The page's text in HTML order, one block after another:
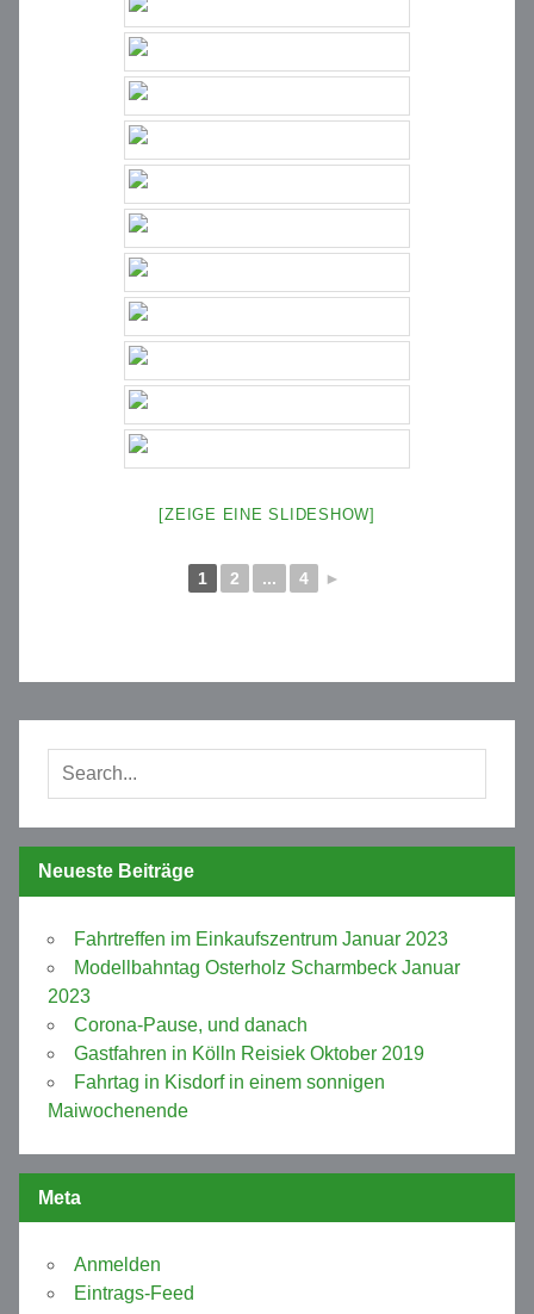
[ZEIGE EINE SLIDESHOW]
1 2 ... 4 ►
Neueste Beiträge
Fahrtreffen im Einkaufszentrum Januar 2023
Modellbahntag Osterholz Scharmbeck Januar
2023
Corona-Pause, und danach
Gastfahren in Kölln Reisiek Oktober 2019
Fahrtag in Kisdorf in einem sonnigen
Maiwochenende
Meta
Anmelden
Eintrags-Feed